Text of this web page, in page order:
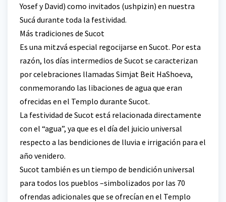
Yosef y David) como invitados (ushpizin) en nuestra
Sucá durante toda la festividad.
Más tradiciones de Sucot
Es una mitzvá especial regocijarse en Sucot. Por esta
razón, los días intermedios de Sucot se caracterizan
por celebraciones llamadas Simjat Beit HaShoeva,
conmemorando las libaciones de agua que eran
ofrecidas en el Templo durante Sucot.
La festividad de Sucot está relacionada directamente
con el “agua”, ya que es el día del juicio universal
respecto a las bendiciones de lluvia e irrigación para el
año venidero.
Sucot también es un tiempo de bendición universal
para todos los pueblos –simbolizados por las 70
ofrendas adicionales que se ofrecían en el Templo